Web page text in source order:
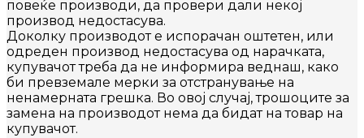
повеќе производи, да провери дали некој
производ недостасува.
Доколку производот е испорачан оштетен, или
одреден производ недостасува од нарачката,
купувачот треба да не информира веднаш, како
би превземале мерки за отстранување на
ненамерната грешка. Во овој случај, трошоците за
замена на производот нема да бидат на товар на
купувачот.